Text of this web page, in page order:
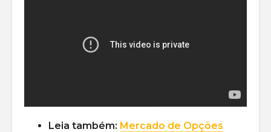
Leia também: Mercado de Opções